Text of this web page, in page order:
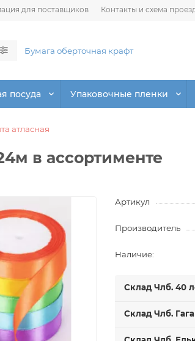
для поставщиков Контакты и схема
посуда Упаковочные пленки
атласная
в ассортименте
Артикул
Производитель
Наличие:
Склад Члб. 40
Склад Члб.